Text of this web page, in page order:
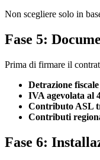
Non scegliere solo in
Fase 5:
Prima di firmare il
Detrazione
IVA agevolata al
Contributo ASL
Contributi
Fase 6: